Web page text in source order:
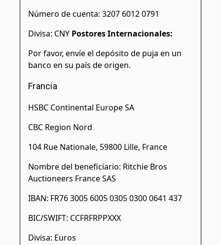
Número de cuenta: 3207 6012 0791
Divisa: CNY Postores Internacionales:
Por favor, envíe el depósito de puja en un
banco en su país de origen.
Francia
HSBC Continental Europe SA
CBC Region Nord
104 Rue Nationale, 59800 Lille, France
Nombre del beneficiario: Ritchie Bros
Auctioneers France SAS
IBAN: FR76 3005 6005 0305 0300 0641 437
BIC/SWIFT: CCFRFRPPXXX
Divisa: Euros